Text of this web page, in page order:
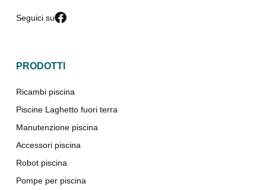
Seguici su
PRODOTTI
Ricambi piscina
Piscine Laghetto fuori terra
Manutenzione piscina
Accessori piscina
Robot piscina
Pompe per piscina